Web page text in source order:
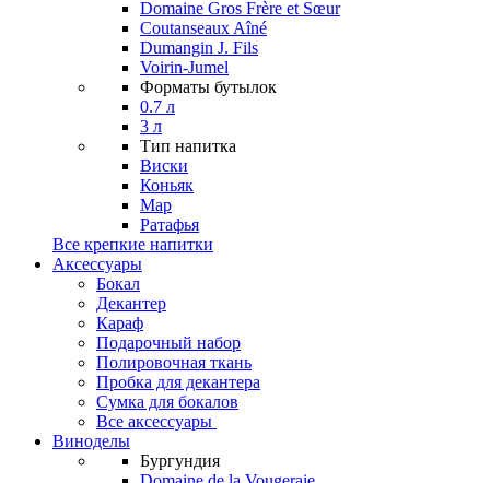
Domaine Gros Frère et Sœur
Coutanseaux Aîné
Dumangin J. Fils
Voirin-Jumel
Форматы бутылок
0.7 л
3 л
Тип напитка
Виски
Коньяк
Мар
Ратафья
Все крепкие напитки
Аксессуары
Бокал
Декантер
Караф
Подарочный набор
Полировочная ткань
Пробка для декантера
Сумка для бокалов
Все аксессуары
Виноделы
Бургундия